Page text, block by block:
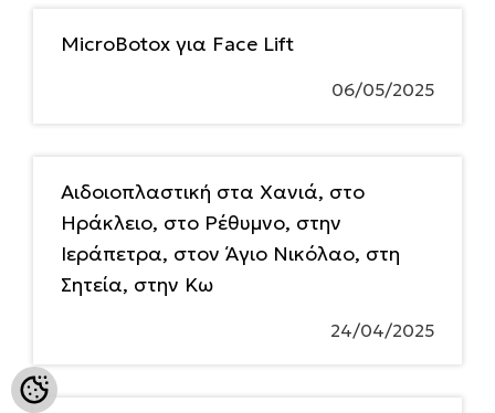
MicroBotox για Face Lift
06/05/2025
Αιδοιοπλαστική στα Χανιά, στο
Ηράκλειο, στο Ρέθυμνο, στην
Ιεράπετρα, στον Άγιο Νικόλαο, στη
Σητεία, στην Κω
24/04/2025